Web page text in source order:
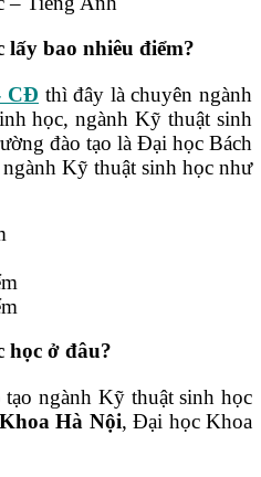
bao nhiêu điểm?
CĐ thì đây là chuyên ngành
học, ngành Kỹ thuật sinh
đào tạo là Đại học Bách
Kỹ thuật sinh học như
học ở đâu?
ngành Kỹ thuật sinh học
Hà Nội, Đại học Khoa